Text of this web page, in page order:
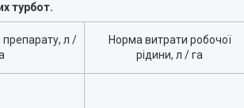
турбот.
л /
Норма витрати робочої
рідини, л / га